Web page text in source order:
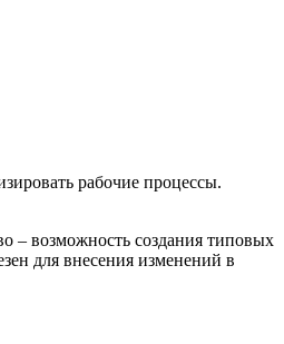
рабочие процессы.
– возможность создания типовых
для внесения изменений в